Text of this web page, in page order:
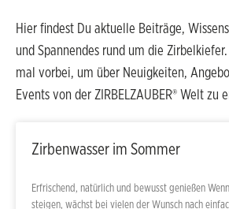
Hier findest Du aktuelle Beiträge,
und Spannendes rund um die
mal vorbei, um über Neuigkeiten,
Events von der ZIRBELZAUBER® Welt zu
Zirbenwasser im Sommer
Erfrischend, natürlich und bewusst genießen
steigen, wächst bei vielen der Wunsch nach